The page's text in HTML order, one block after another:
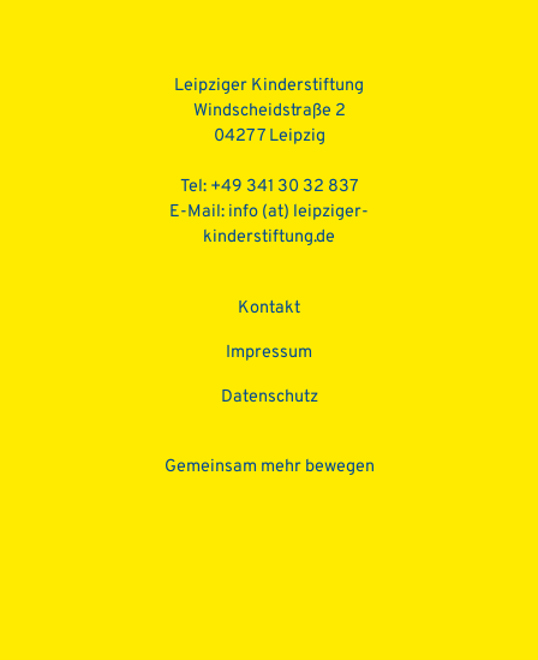
Leipziger Kinderstiftung
Windscheidstraße 2
04277 Leipzig
Tel: +49 341 30 32 837
E-Mail: info (at) leipziger-
kinderstiftung.de
Kontakt
Impressum
Datenschutz­
Gemeinsam mehr bewegen